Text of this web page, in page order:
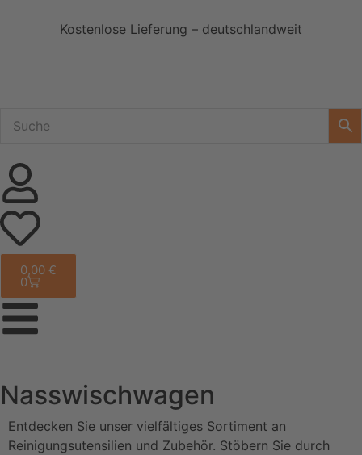
Kostenlose Lieferung – deutschlandweit
0,00 €
0
Nasswischwagen
Entdecken Sie unser vielfältiges Sortiment an
Reinigungsutensilien und Zubehör. Stöbern Sie durch